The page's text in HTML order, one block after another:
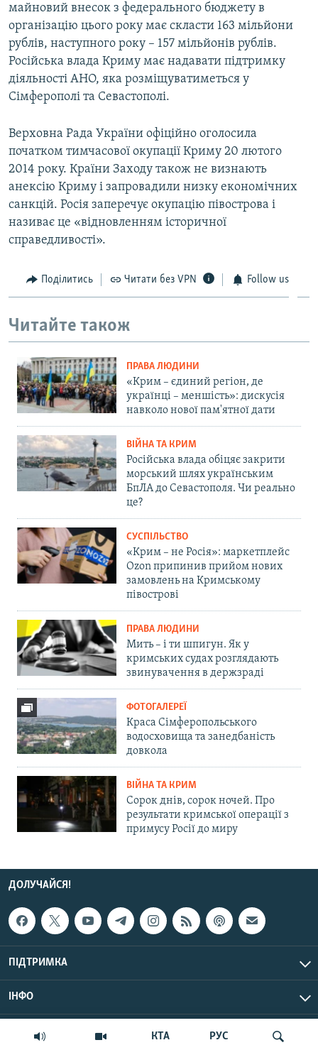
КТА РУС
майновий внесок з федерального бюджету в
організацію цього року має скласти 163 мільйони
рублів, наступного року – 157 мільйонів рублів.
Російська влада Криму має надавати підтримку
діяльності АНО, яка розміщуватиметься у
Сімферополі та Севастополі.
Верховна Рада України офіційно оголосила
початком тимчасової окупації Криму 20 лютого
2014 року. Країни Заходу також не визнають
анексію Криму і запровадили низку економічних
санкцій. Росія заперечує окупацію півострова і
називає це «відновленням історичної
справедливості».
Поділитись Читати без VPN Follow us
Читайте також
ПРАВА ЛЮДИНИ
«Крим – єдиний регіон, де
українці – меншість»: дискусія
навколо нової пам'ятної дати
ВІЙНА ТА КРИМ
Російська влада обіцяє закрити
морський шлях українським
БпЛА до Севастополя. Чи реально
це?
СУСПІЛЬСТВО
«Крим – не Росія»: маркетплейс
Ozon припинив прийом нових
замовлень на Кримському
півострові
ПРАВА ЛЮДИНИ
Мить – і ти шпигун. Як у
кримських судах розглядають
звинувачення в держзраді
ФОТОГАЛЕРЕЇ
Краса Сімферопольського
водосховища та занедбаність
довкола
ВІЙНА ТА КРИМ
Сорок днів, сорок ночей. Про
результати кримської операції з
примусу Росії до миру
ДОЛУЧАЙСЯ!
ПІДТРИМКА
ІНФО
© Крим.Реалії, 2026 | Усі права застережено.